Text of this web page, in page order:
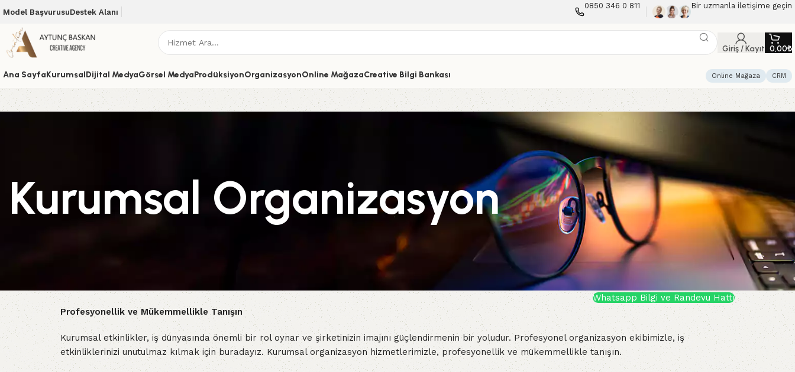
Model BaşvurusuDestek Alanı
0850 346 0 811 Bir uzmanla iletişime geçin
Giriş / Kayıt 0,00₺
Ana SayfaKurumsalDijital MedyaGörsel MedyaProdüksiyonOrganizasyonOnline MağazaCreative Bilgi Bankası Online Mağaza CRM
Kurumsal Organizasyon
Whatsapp Bilgi ve Randevu Hattı
Profesyonellik ve Mükemmellikle Tanışın
Kurumsal etkinlikler, iş dünyasında önemli bir rol oynar ve şirketinizin imajını güçlendirmenin bir yoludur. Profesyonel organizasyon ekibimizle, iş
etkinliklerinizi unutulmaz kılmak için buradayız. Kurumsal organizasyon hizmetlerimizle, profesyonellik ve mükemmellikle tanışın.